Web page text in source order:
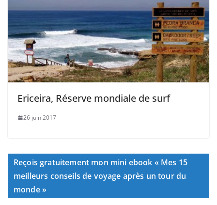
Ericeira, Réserve mondiale de surf
26 juin 2017
Reçois gratuitement mon mini ebook « Mes 15
meilleurs conseils de voyage après un tour du
monde »